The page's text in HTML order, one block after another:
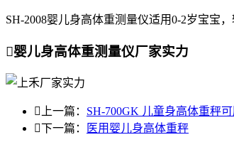
SH-2008婴儿身高体重测量仪适用0-2岁宝宝
婴儿身高体重测量仪厂家实力
 上一篇： SH-700GK 儿童身高体重秤
下一篇： 医用婴儿身高体重秤